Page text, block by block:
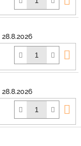
28.8.2026
28.8.2026